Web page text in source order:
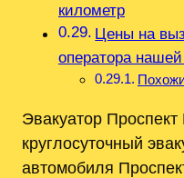
километр
Цены на
оператора
Эвакуатор Проспект
круглосуточный
автомобиля